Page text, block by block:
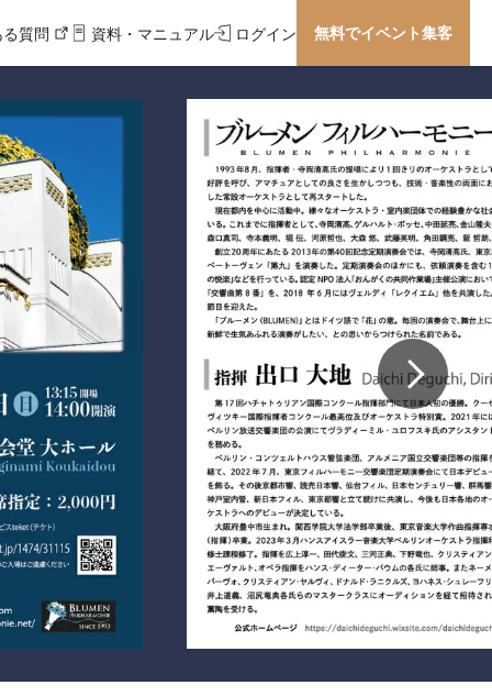
質問 資料・マニュアル ログイン 無料でイベント集客